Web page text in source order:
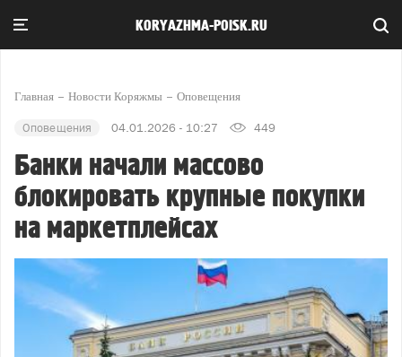
KORYAZHMA-POISK.RU
Главная Новости Коряжмы Оповещения
Оповещения 04.01.2026 - 10:27 449
Банки начали массово
блокировать крупные покупки
на маркетплейсах